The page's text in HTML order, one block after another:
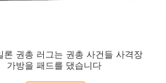
론 권총 러그는 권총 사건들 사격장
가방을 패드를 댔습니다